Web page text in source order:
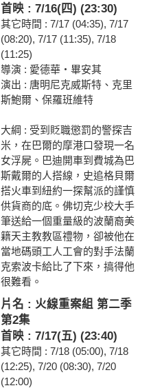
首映 : 7/16(四) (23:30)
其它時間 : 7/17 (04:35), 7/17
(08:20), 7/17 (11:35), 7/18
(11:25)
導演 : 愛德華‧畢安其
演出 : 唐明尼克威斯特、克里
斯鮑爾、保羅班維特
大綱 : 受到貶職懲罰的警探吉
米，在巴爾的摩港口發現一名
女浮屍。巴迪開車到費城為巴
斯戴爾的人搭線，史追格貝爾
搭火車到紐約一探幫派的謹慎
供貨商的底。佛切克少校大手
筆送給一個重量級的波蘭裔美
籍天主教教區禮物，卻被他在
當地碼頭工人工會的對手法蘭
克索波卡給比了下來，搞得他
很難看。
片名 : 火線重案組 第二季
第2集
首映 : 7/17(五) (23:40)
其它時間 : 7/18 (05:00), 7/18
(12:25), 7/20 (08:30), 7/20
(12:00)